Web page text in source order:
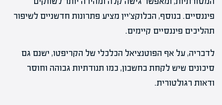
פיננסיים. בנוסף, הבלוקצ'יין מציע פתרונות חדשניים לשיפור
תהליכים פיננסיים קיימים.
לדבריה, על אף הפוטנציאל הכלכלי של הקריפטו, ישנם גם
סיכונים שיש לקחת בחשבון, כמו תנודתיות גבוהה וחוסר
ודאות רגולטורית.